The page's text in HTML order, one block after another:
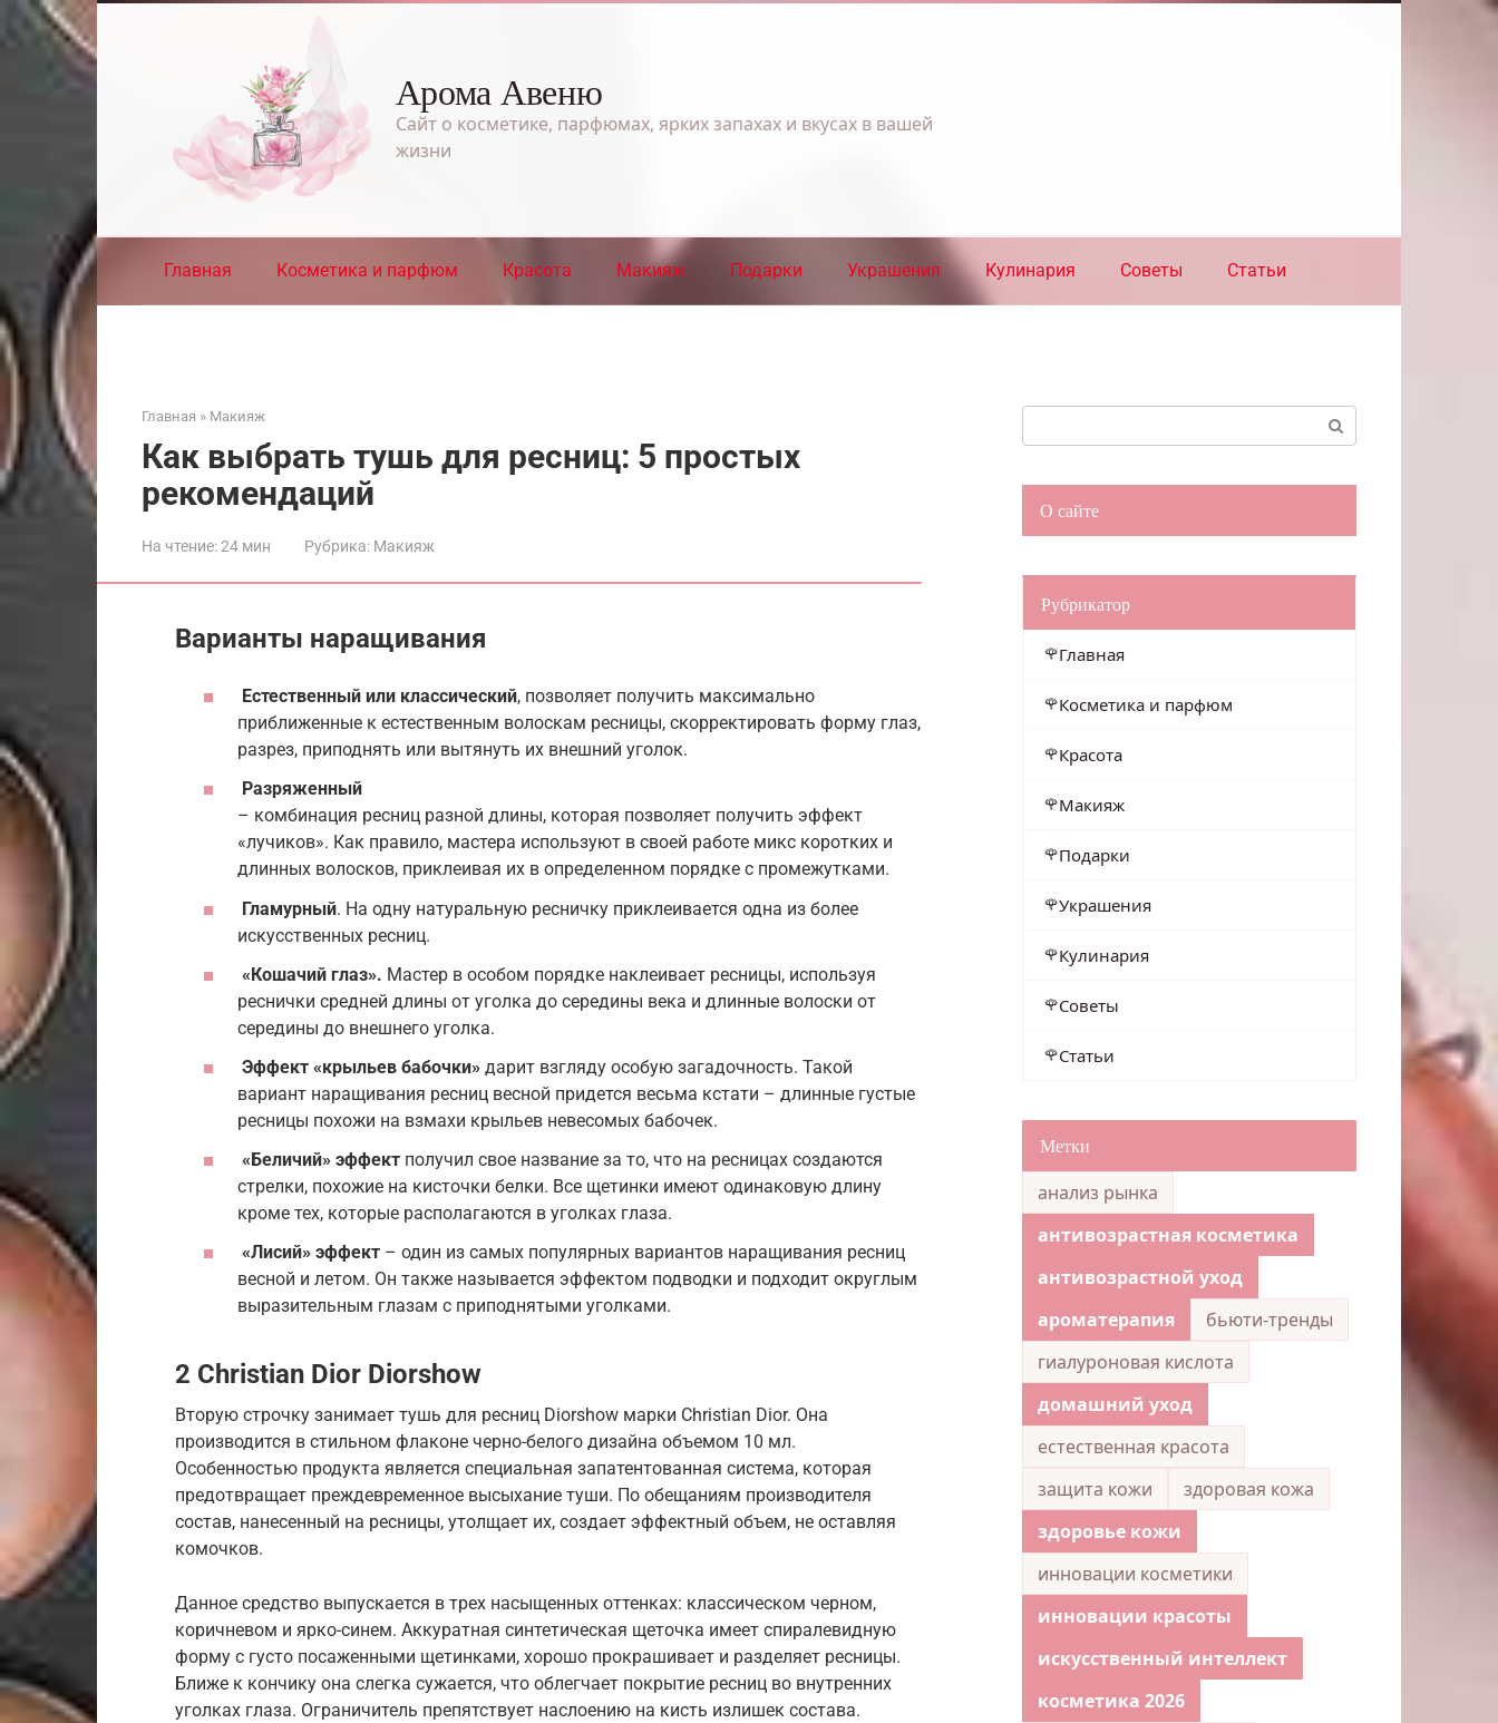
Перейти
к
контенту
Арома Авеню
Сайт о косметике, парфюмах, ярких запахах и вкусах в вашей
жизни
Главная Косметика и парфюм Красота Макияж Подарки Украшения Кулинария Советы Статьи
Главная » Макияж
Как выбрать тушь для ресниц: 5 простых
рекомендаций
На чтение:24 мин Рубрика: Макияж
Варианты наращивания
Естественный или классический, позволяет получить максимально
приближенные к естественным волоскам ресницы, скорректировать форму глаз,
разрез, приподнять или вытянуть их внешний уголок.
Разряженный
– комбинация ресниц разной длины, которая позволяет получить эффект
«лучиков». Как правило, мастера используют в своей работе микс коротких и
длинных волосков, приклеивая их в определенном порядке с промежутками.
Гламурный. На одну натуральную ресничку приклеивается одна из более
искусственных ресниц.
«Кошачий глаз». Мастер в особом порядке наклеивает ресницы, используя
реснички средней длины от уголка до середины века и длинные волоски от
середины до внешнего уголка.
Эффект «крыльев бабочки» дарит взгляду особую загадочность. Такой
вариант наращивания ресниц весной придется весьма кстати – длинные густые
ресницы похожи на взмахи крыльев невесомых бабочек.
«Беличий» эффект получил свое название за то, что на ресницах создаются
стрелки, похожие на кисточки белки. Все щетинки имеют одинаковую длину
кроме тех, которые располагаются в уголках глаза.
«Лисий» эффект – один из самых популярных вариантов наращивания ресниц
весной и летом. Он также называется эффектом подводки и подходит округлым
выразительным глазам с приподнятыми уголками.
2 Christian Dior Diorshow
Вторую строчку занимает тушь для ресниц Diorshow марки Christian Dior. Она
производится в стильном флаконе черно-белого дизайна объемом 10 мл.
Особенностью продукта является специальная запатентованная система, которая
предотвращает преждевременное высыхание туши. По обещаниям производителя
состав, нанесенный на ресницы, утолщает их, создает эффектный объем, не оставляя
комочков.
Данное средство выпускается в трех насыщенных оттенках: классическом черном,
коричневом и ярко-синем. Аккуратная синтетическая щеточка имеет спиралевидную
форму с густо посаженными щетинками, хорошо прокрашивает и разделяет ресницы.
Ближе к кончику она слегка сужается, что облегчает покрытие ресниц во внутренних
уголках глаза. Ограничитель препятствует наслоению на кисть излишек состава.
О сайте
Рубрикатор
Главная
Косметика и парфюм
Красота
Макияж
Подарки
Украшения
Кулинария
Советы
Статьи
Метки
анализ рынка
антивозрастная косметика
антивозрастной уход
ароматерапия
бьюти-тренды
гиалуроновая кислота
домашний уход
естественная красота
защита кожи
здоровая кожа
здоровье кожи
инновации косметики
инновации красоты
искусственный интеллект
косметика 2026